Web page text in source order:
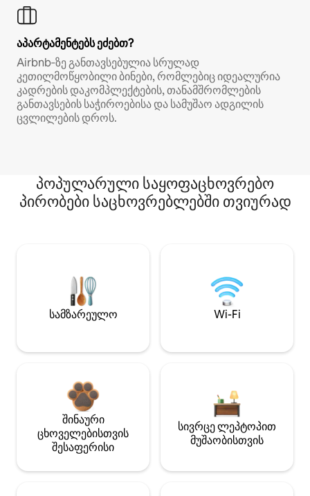
აპარტამენტებს ეძებთ?
Airbnb‑ზე განთავსებულია სრულად
კეთილმოწყობილი ბინები, რომლებიც იდეალურია
კადრების დაკომპლექტების, თანამშრომლების
განთავსების საჭიროებისა და სამუშაო ადგილის
ცვლილების დროს.
პოპულარული საყოფაცხოვრებო
პირობები საცხოვრებლებში თვიურად
სამზარეულო Wi-Fi
შინაური
ცხოველებისთვის
შესაფერისი
სივრცე ლეპტოპით
მუშაობისთვის